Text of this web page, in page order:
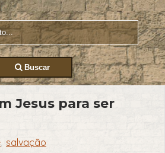
Buscar
Jesus para ser
, salvação